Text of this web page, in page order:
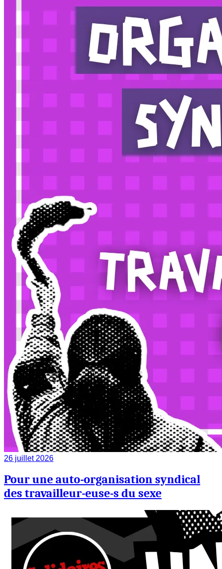
26 juillet 2026
Pour une auto-organisation syndical
des travailleur-euse-s du sexe